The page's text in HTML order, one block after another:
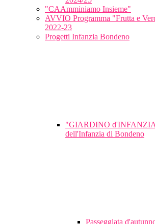
"CAAmminiamo Insieme"
AVVIO Programma "Frutta e
2022-23
Progetti Infanzia Bondeno
"GIARDINO
dell'Infanzia di Bondeno
Passeggiata